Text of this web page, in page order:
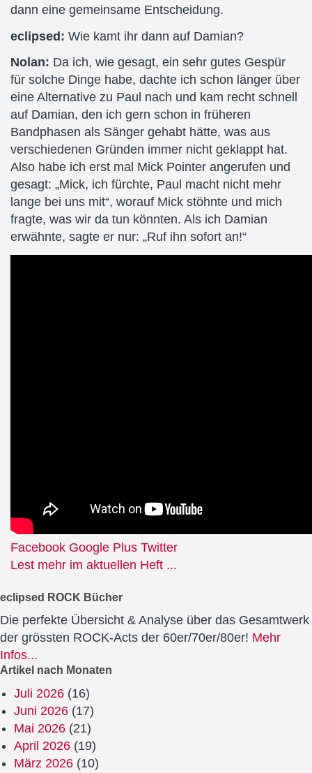
dann eine gemeinsame Entscheidung.
eclipsed: Wie kamt ihr dann auf Damian?
Nolan: Da ich, wie gesagt, ein sehr gutes Gespür
für solche Dinge habe, dachte ich schon länger über
eine Alternative zu Paul nach und kam recht schnell
auf Damian, den ich gern schon in früheren
Bandphasen als Sänger gehabt hätte, was aus
verschiedenen Gründen immer nicht geklappt hat.
Also habe ich erst mal Mick Pointer angerufen und
gesagt: „Mick, ich fürchte, Paul macht nicht mehr
lange bei uns mit“, worauf Mick stöhnte und mich
fragte, was wir da tun könnten. Als ich Damian
erwähnte, sagte er nur: „Ruf ihn sofort an!“
Facebook Google Plus Twitter
Lest mehr im aktuellen Heft ...
eclipsed ROCK Bücher
Die perfekte Übersicht & Analyse über das Gesamtwerk
der grössten ROCK-Acts der 60er/70er/80er! Mehr
Infos...
Artikel nach Monaten
Juli 2026 (16)
Juni 2026 (17)
Mai 2026 (21)
April 2026 (19)
März 2026 (10)